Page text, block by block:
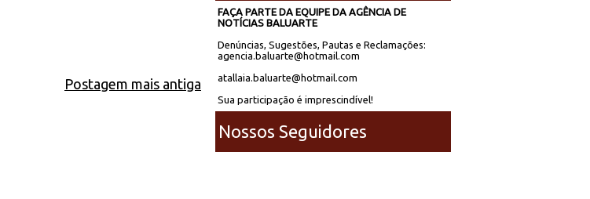
Postagem mais antiga
FAÇA PARTE DA EQUIPE DA AGÊNCIA DE
NOTÍCIAS BALUARTE
Denúncias, Sugestões, Pautas e Reclamações:
agencia.baluarte@hotmail.com
atallaia.baluarte@hotmail.com
Sua participação é imprescindível!
Nossos Seguidores